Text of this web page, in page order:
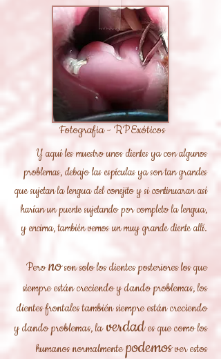
Fotografia - RPExóticos
Y aquí les muestro unos dientes ya con algunos
problemas, debajo las espículas ya son tan grandes
que sujetan la lengua del conejito y si continuaran así
harían un puente sujetando por completo la lengua,
y encima, también vemos un muy grande diente allí.
Peronosonsolo los dientes posteriores los que
siempre están creciendo y dando problemas, los
dientes frontales también siempre están creciendo
y dando problemas, la verdades que como los
humanosnormalmentepodemosver estos